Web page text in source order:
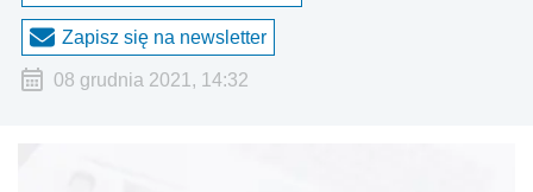
Zapisz się na newsletter
08 grudnia 2021, 14:32